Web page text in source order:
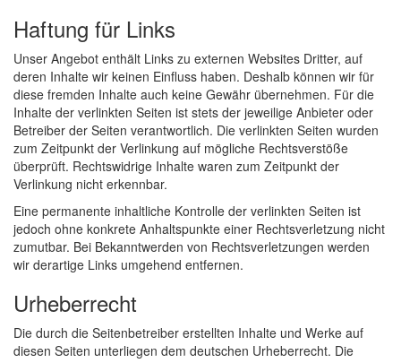
Haftung für Links
Unser Angebot enthält Links zu externen Websites Dritter, auf
deren Inhalte wir keinen Einfluss haben. Deshalb können wir für
diese fremden Inhalte auch keine Gewähr übernehmen. Für die
Inhalte der verlinkten Seiten ist stets der jeweilige Anbieter oder
Betreiber der Seiten verantwortlich. Die verlinkten Seiten wurden
zum Zeitpunkt der Verlinkung auf mögliche Rechtsverstöße
überprüft. Rechtswidrige Inhalte waren zum Zeitpunkt der
Verlinkung nicht erkennbar.
Eine permanente inhaltliche Kontrolle der verlinkten Seiten ist
jedoch ohne konkrete Anhaltspunkte einer Rechtsverletzung nicht
zumutbar. Bei Bekanntwerden von Rechtsverletzungen werden
wir derartige Links umgehend entfernen.
Urheberrecht
Die durch die Seitenbetreiber erstellten Inhalte und Werke auf
diesen Seiten unterliegen dem deutschen Urheberrecht. Die